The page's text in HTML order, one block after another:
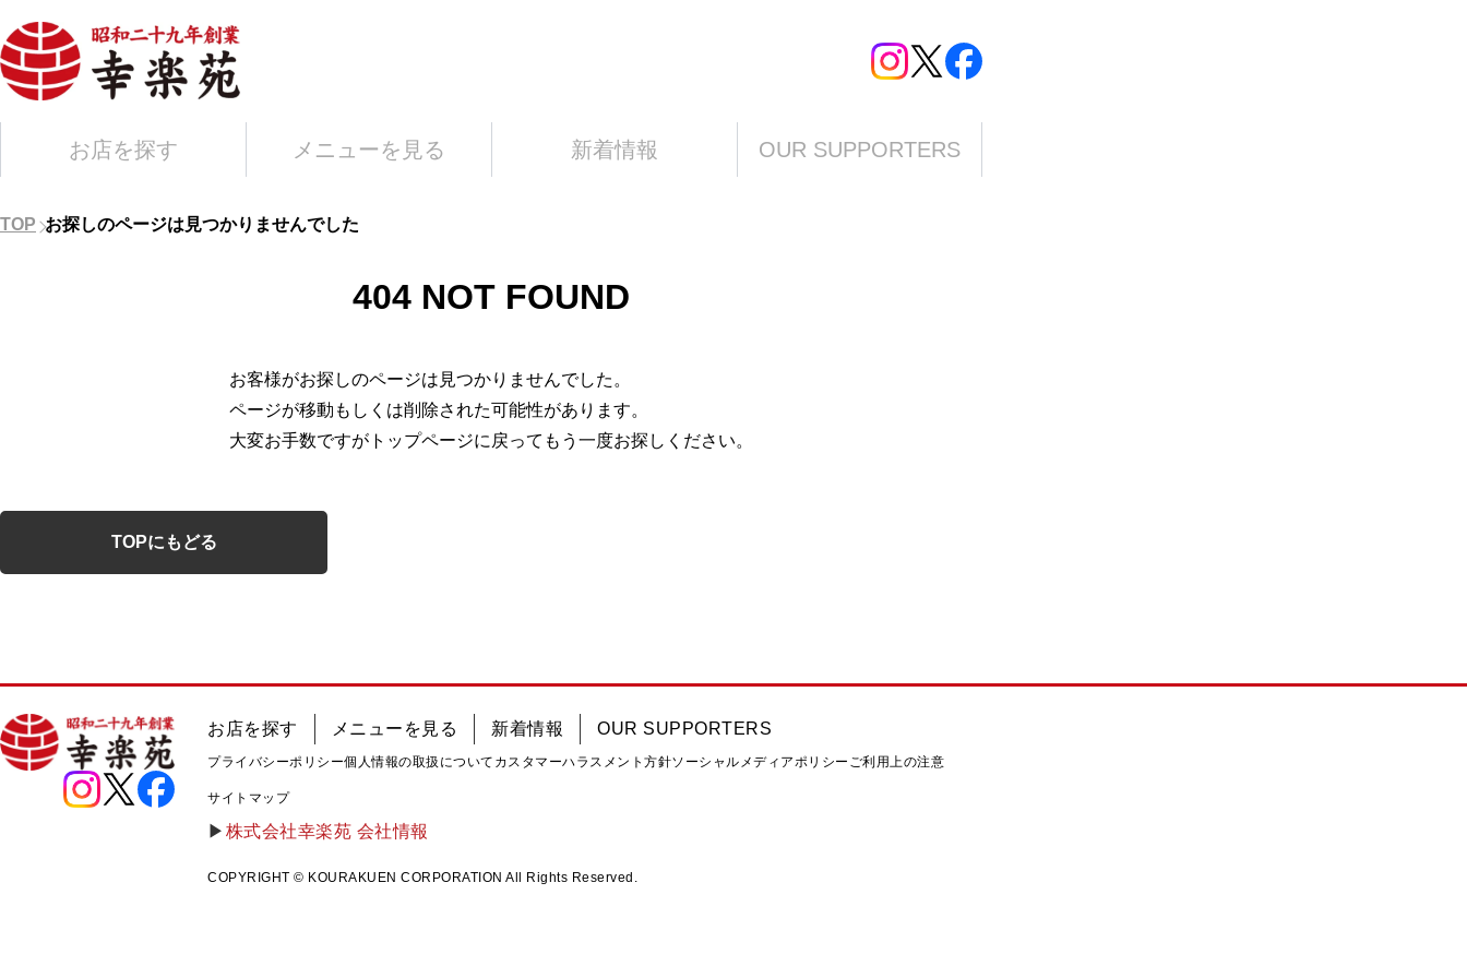
お店を探す メニューを見る 新着情報 OUR SUPPORTERS
TOP お探しのページは見つかりませんでした
404 NOT FOUND
お客様がお探しのページは見つかりませんでした。
ページが移動もしくは削除された可能性があります。
大変お手数ですがトップページに戻ってもう一度お探しください。
TOPにもどる
お店を探す メニューを見る 新着情報 OUR SUPPORTERS
プライバシーポリシー個人情報の取扱について カスタマーハラスメント方針ソーシャルメディアポリシー ご利用上の注意
サイトマップ
株式会社幸楽苑 会社情報
COPYRIGHT © KOURAKUEN CORPORATION All Rights Reserved.